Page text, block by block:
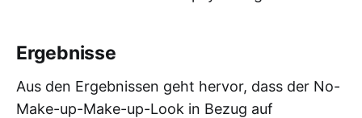
Ergebnisse
Aus den Ergebnissen geht hervor, dass der No-
Make-up-Make-up-Look in Bezug auf